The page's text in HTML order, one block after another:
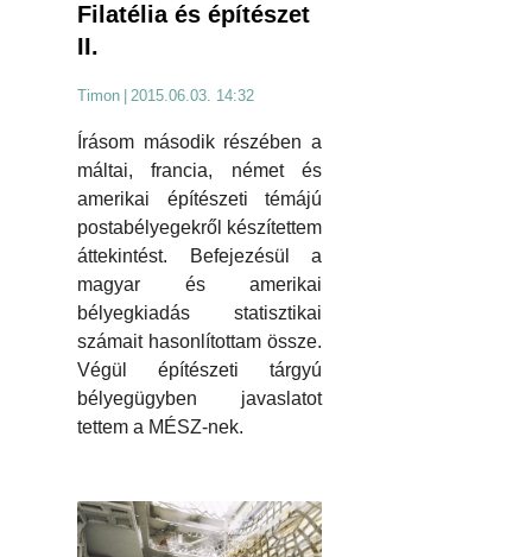
Filatélia és építészet
II.
Timon 2015.06.03. 14:32
Írásom második részében a
máltai, francia, német és
amerikai építészeti témájú
postabélyegekről készítettem
áttekintést. Befejezésül a
magyar és amerikai
bélyegkiadás statisztikai
számait hasonlítottam össze.
Végül építészeti tárgyú
bélyegügyben javaslatot
tettem a MÉSZ-nek.